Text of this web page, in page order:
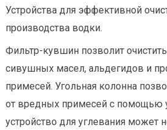
Устройства для эффективной
производства водки.
Фильтр-кувшин позволит
сивушных масел, альдегидов и
примесей. Угольная колонна
от вредных примесей с помощью
устройство для углевания может